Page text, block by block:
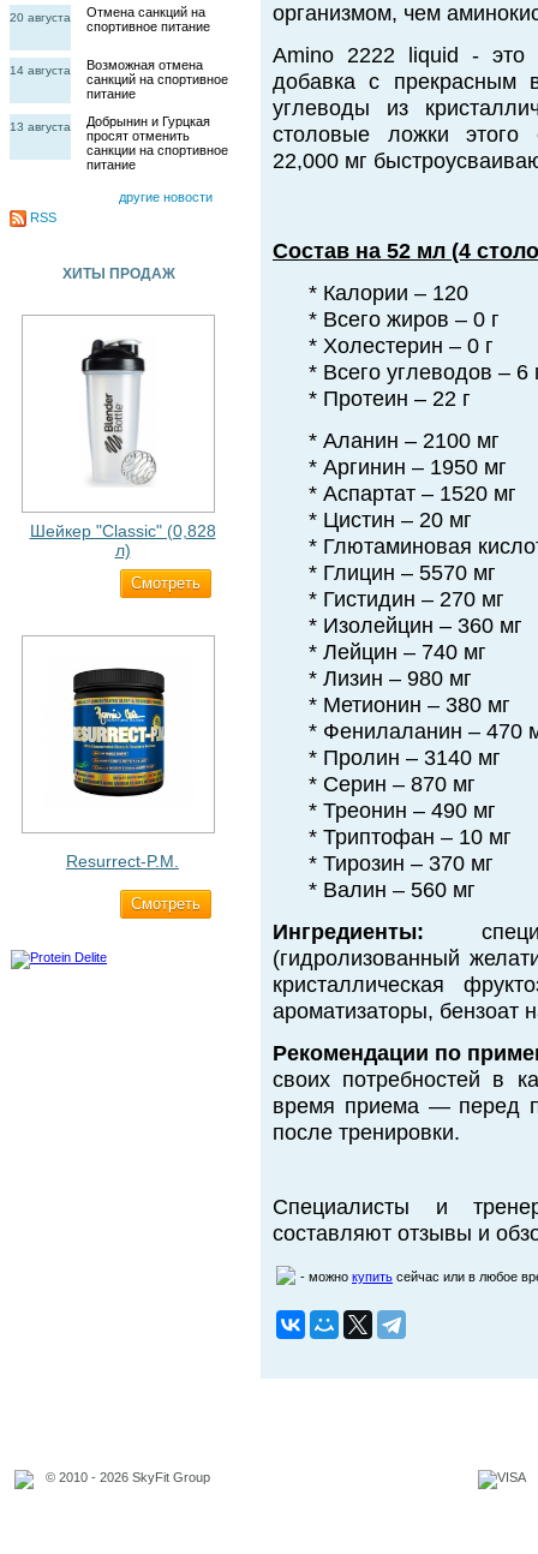
20 августа
Отмена санкций на
спортивное питание
14 августа
Возможная отмена
санкций на спортивное
питание
13 августа
Добрынин и Гурцкая
просят отменить
санкции на спортивное
питание
другие новости
RSS
ХИТЫ ПРОДАЖ
Шейкер "Classic" (0,828
л)
Cмотреть
Resurrect-P.M.
Cмотреть
организмом, чем
Amino 2222 liquid - это
добавка с прекрасным
углеводы из
столовые ложки этого
22,000 мг
Состав на 52 мл (4
* Калории – 120
* Всего жиров – 0 г
* Холестерин – 0 г
* Всего углеводов – 6
* Протеин – 22 г
* Аланин – 2100 мг
* Аргинин – 1950 мг
* Аспартат – 1520 мг
* Цистин – 20 мг
* Глютаминовая
* Глицин – 5570 мг
* Гистидин – 270 мг
* Изолейцин – 360 мг
* Лейцин – 740 мг
* Лизин – 980 мг
* Метионин – 380 мг
* Фенилаланин – 470
* Пролин – 3140 мг
* Серин – 870 мг
* Треонин – 490 мг
* Триптофан – 10 мг
* Тирозин – 370 мг
* Валин – 560 мг
Ингредиенты:
(гидролизованный
кристаллическая
ароматизаторы, бензоат
Рекомендации по
своих потребностей в
время приема — перед
после тренировки.
Специалисты и
составляют отзывы и
- можно купить сейчас или в любое
© 2010 - 2026 SkyFit Group